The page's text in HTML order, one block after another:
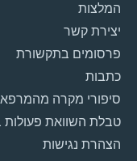
המלצות
יצירת קשר
פרסומים בתקשורת
כתבות
סיפורי מקרה
טבלת השוואת פעולות
הצהרת נגישות